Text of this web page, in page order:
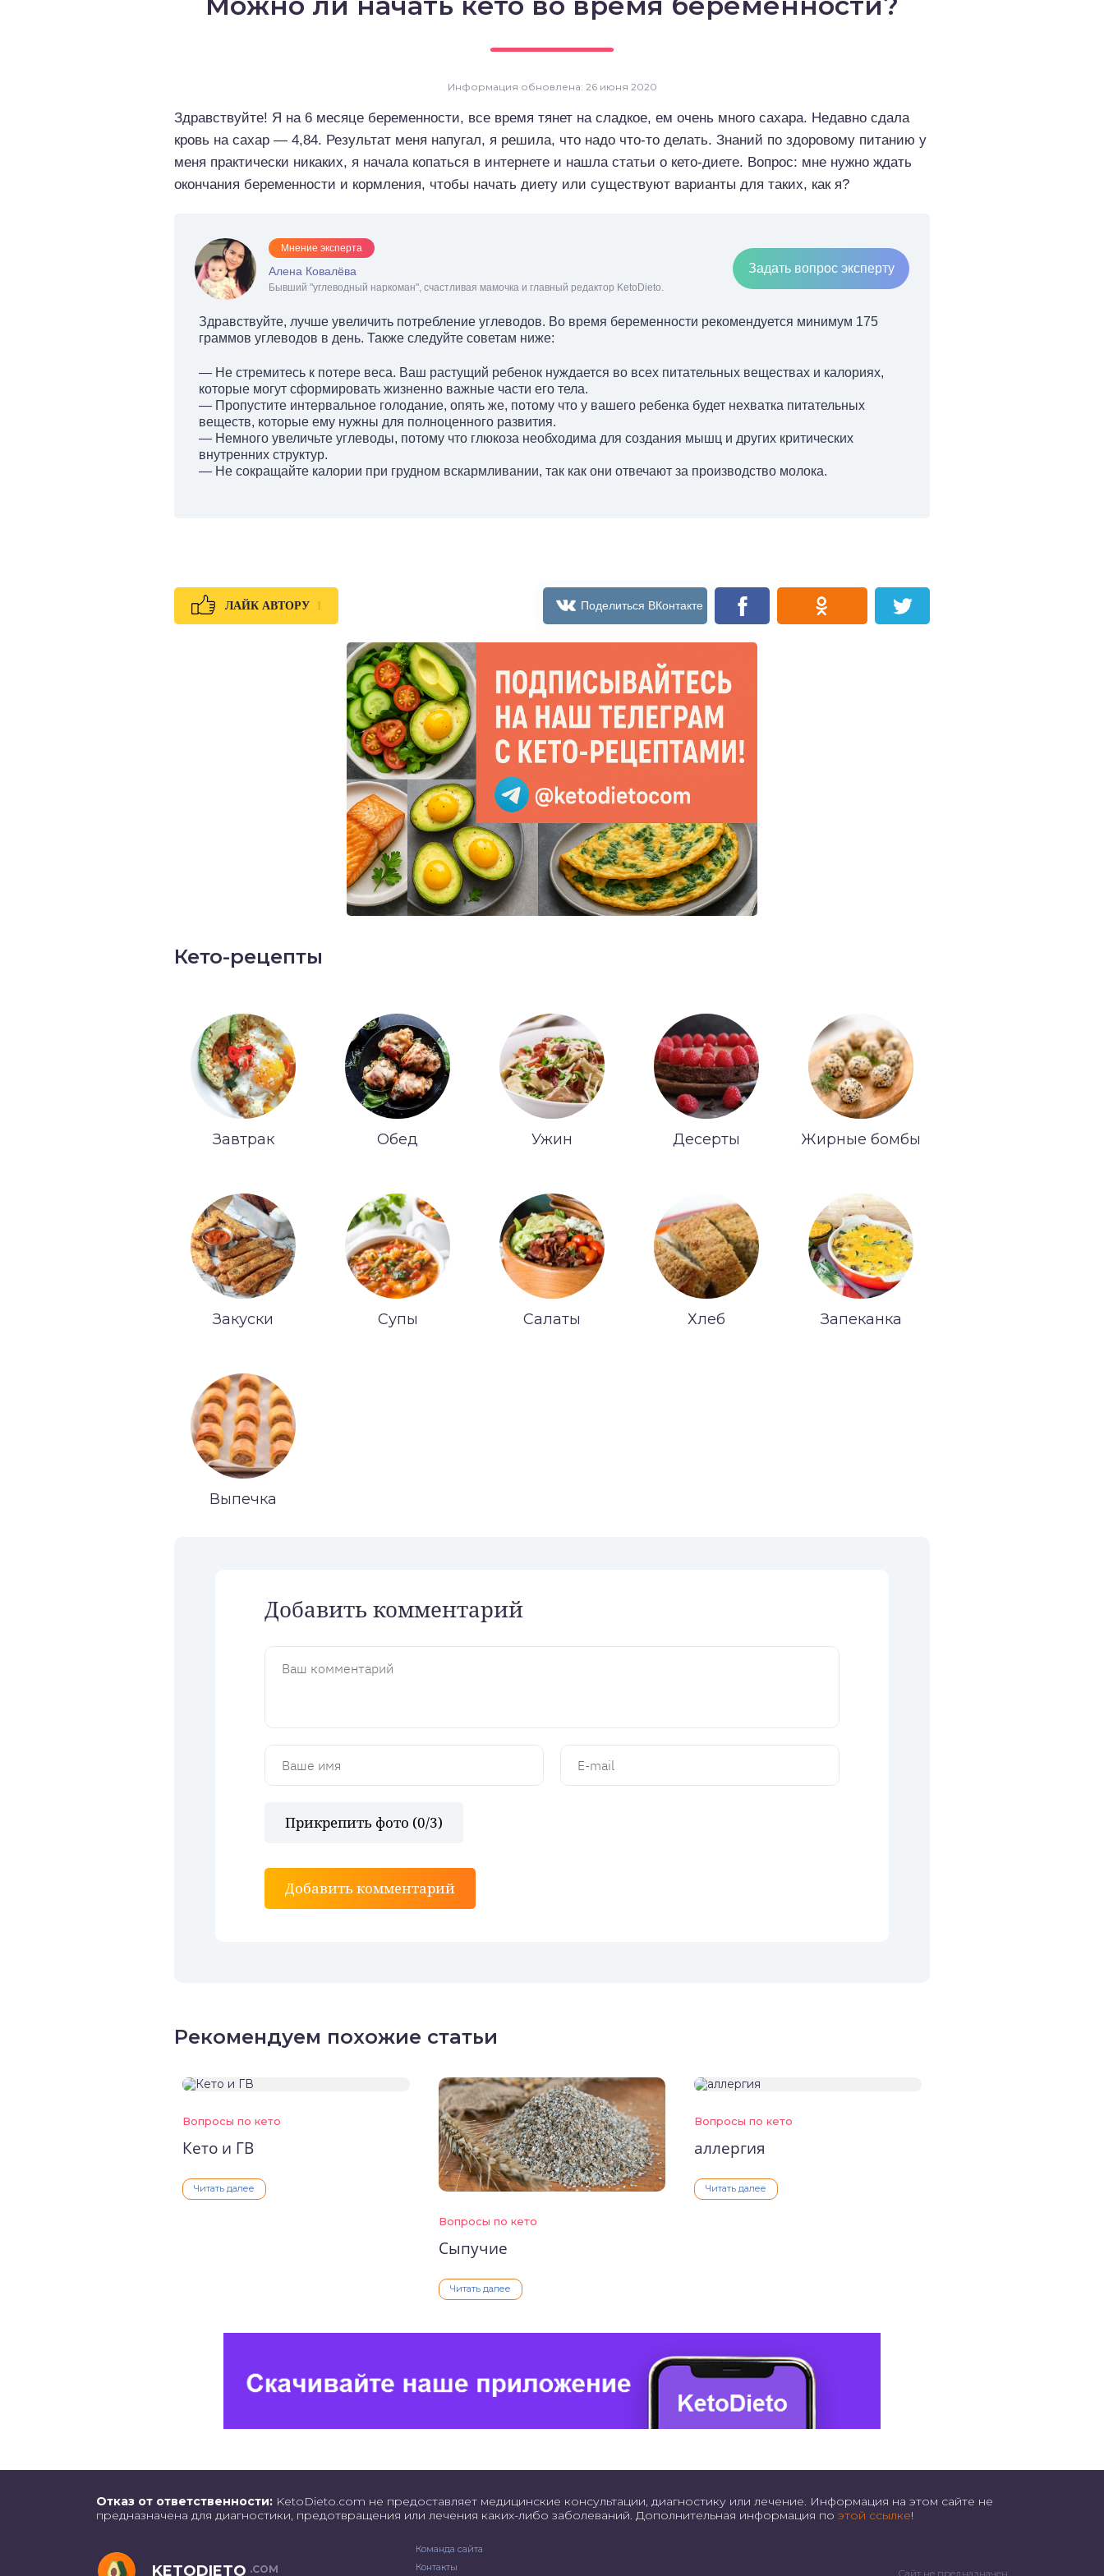
Информация обновлена: 26 июня 2020
Здравствуйте! Я на 6 месяце беременности, все время тянет на сладкое, ем очень много сахара. Недавно сдала
кровь на сахар — 4,84. Результат меня напугал, я решила, что надо что-то делать. Знаний по здоровому питанию у
меня практически никаких, я начала копаться в интернете и нашла статьи о кето-диете. Вопрос: мне нужно ждать
окончания беременности и кормления, чтобы начать диету или существуют варианты для таких, как я?
Мнение эксперта
Алена Ковалёва
Бывший "углеводный наркоман", счастливая мамочка и главный редактор KetoDieto.
Задать вопрос эксперту
Здравствуйте, лучше увеличить потребление углеводов. Во время беременности рекомендуется минимум 175
граммов углеводов в день. Также следуйте советам ниже:
— Не стремитесь к потере веса. Ваш растущий ребенок нуждается во всех питательных веществах и калориях,
которые могут сформировать жизненно важные части его тела.
— Пропустите интервальное голодание, опять же, потому что у вашего ребенка будет нехватка питательных
веществ, которые ему нужны для полноценного развития.
— Немного увеличьте углеводы, потому что глюкоза необходима для создания мышц и других критических
внутренних структур.
— Не сокращайте калории при грудном вскармливании, так как они отвечают за производство молока.
ЛАЙК АВТОРУ
Кето-рецепты
Завтрак Обед Ужин Десерты Жирные бомбы
Закуски Супы Салаты Хлеб Запеканка
Выпечка
Добавить комментарий
Прикрепить фото (0/3)
Добавить комментарий
Рекомендуем похожие статьи
Вопросы по кето
Кето и ГВ
Читать далее
Вопросы по кето
Сыпучие
Читать далее
Вопросы по кето
аллергия
Читать далее
Отказ от ответственности: KetoDieto.com не предоставляет медицинские консультации, диагностику или лечение. Информация на этом сайте не
предназначена для диагностики, предотвращения или лечения каких-либо заболеваний. Дополнительная информация по этой ссылке!
KETODIETO .COM
Команда сайта
Контакты
Сайт не предназначен